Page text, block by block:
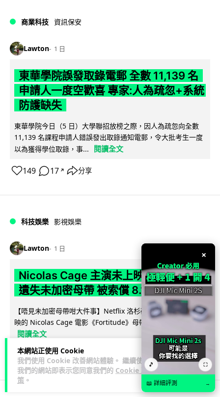
本網站正使用 Cookie
我們使用 Cookie 改善網站體驗。 繼續使用
我們的網站即表示您同意我們的 Cookie 政
策 。
商業科技 資訊保安
Lawton 1 日
東華學院誤發取錄電郵 全數 11,139 名
申請人一度空歡喜 專家:人為疏忽+系統
防護缺失
東華學院今日（5 日）大學聯招放榜之際，因人為疏忽向全數
11,139 名課程申請人錯誤發出取錄通知電郵，令大批考生一度
以為獲得學位取錄，事...
閱讀全文
149 17 ↗ 分享
科技娛樂 影視娛樂
Lawton 1 日
Nicolas Cage 主演未上映電影 Netflix
遺失未加密母帶 被索償 8.19 億港元
【唔見未加密母帶咁大件事】Netflix 洛杉磯辦公室被竊，未上
映的 Nicolas Cage 電影《Fortitude》母帶亦告失蹤。電影...
閱讀全文
184 10 ↗ 分享
×
🎵 ⛶
📖 詳細評測 →